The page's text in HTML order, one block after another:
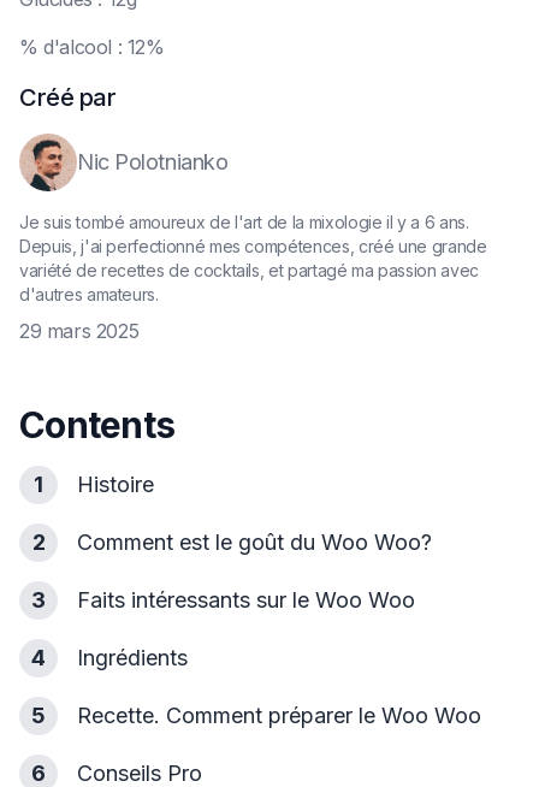
% d'alcool : 12%
Créé par
Nic Polotnianko
Je suis tombé amoureux de l'art de la mixologie il y a 6 ans.
Depuis, j'ai perfectionné mes compétences, créé une grande
variété de recettes de cocktails, et partagé ma passion avec
d'autres amateurs.
29 mars 2025
Contents
1 Histoire
2 Comment est le goût du Woo Woo?
3 Faits intéressants sur le Woo Woo
4 Ingrédients
5 Recette. Comment préparer le Woo Woo
6 Conseils Pro